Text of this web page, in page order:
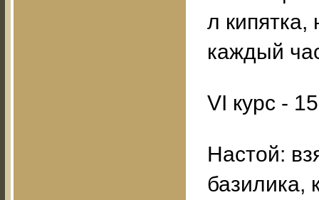
л кипятка,
каждый
VI курс -
Настой:
базилика,